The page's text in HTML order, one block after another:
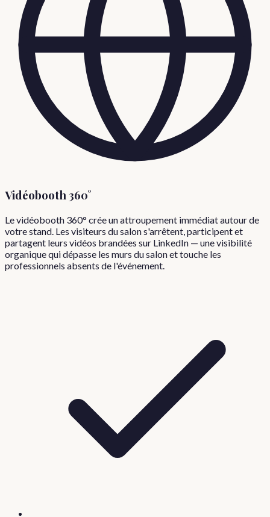
Vidéobooth 360°
Le vidéobooth 360° crée un attroupement immédiat autour de
votre stand. Les visiteurs du salon s'arrêtent, participent et
partagent leurs vidéos brandées sur LinkedIn — une visibilité
organique qui dépasse les murs du salon et touche les
professionnels absents de l'événement.